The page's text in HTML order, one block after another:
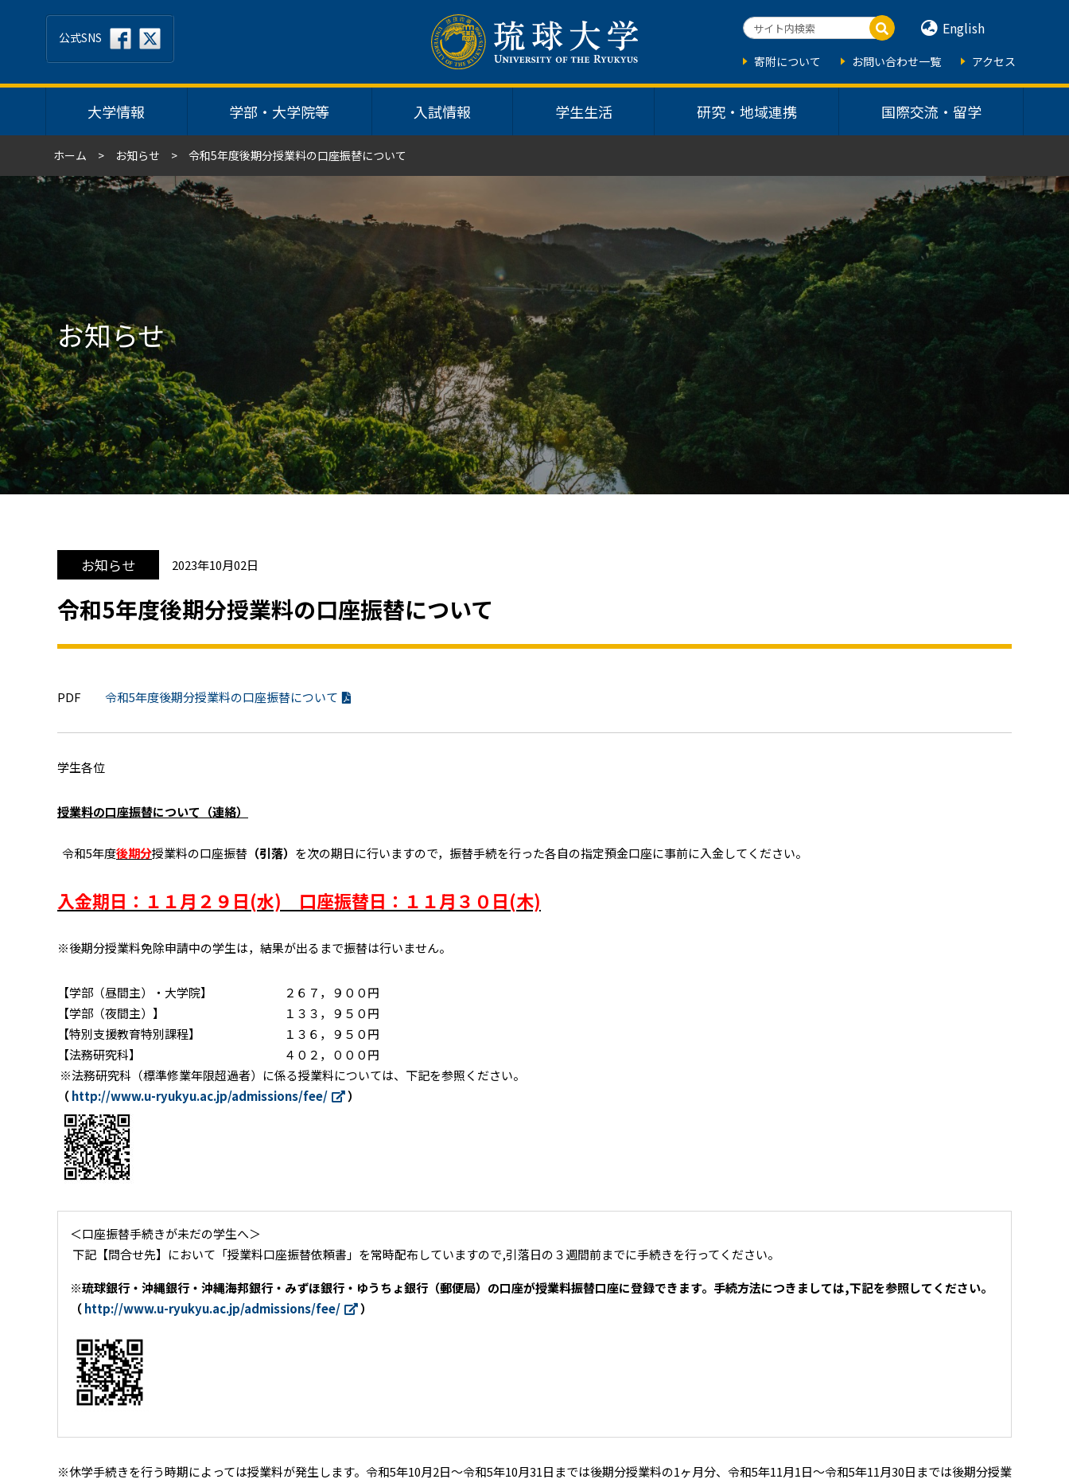
大学情報 学部・大学院等 入試情報 学生生活 研究・地域連携 国際交流・留学
公式SNS English
寄附について お問い合わせ一覧 アクセス
ホーム お知らせ 令和5年度後期分授業料の口座振替について
お知らせ
お知らせ 2023年10月02日
令和5年度後期分授業料の口座振替について
PDF 令和5年度後期分授業料の口座振替について
学生各位
授業料の口座振替について（連絡）
令和5年度後期分授業料の口座振替 （引落） を次の期日に行いますので，振替手続を行った各自の指定預金口座に事前に入金してください。
入金期日：１１月２９日(水) 口座振替日：１１月３０日(木)
※後期分授業料免除申請中の学生は，結果が出るまで振替は行いません。
【学部（昼間主）・大学院】 ２６７，９００円
【学部（夜間主）】 １３３，９５０円
【特別支援教育特別課程】 １３６，９５０円
【法務研究科】 ４０２，０００円
※法務研究科（標準修業年限超過者）に係る授業料については、下記を参照ください。
（http://www.u-ryukyu.ac.jp/admissions/fee/ ）
＜口座振替手続きが未だの学生へ＞
下記【問合せ先】において「授業料口座振替依頼書」を常時配布していますので,引落日の３週間前までに手続きを行ってください。
※琉球銀行・沖縄銀行・沖縄海邦銀行・みずほ銀行・ゆうちょ銀行（郵便局）の口座が授業料振替口座に登録できます。手続方法につきましては,下記を参照してください。
（http://www.u-ryukyu.ac.jp/admissions/fee/ ）
※休学手続きを行う時期によっては授業料が発生します。令和5年10月2日～令和5年10月31日までは後期分授業料の1ヶ月分、令和5年11月1日～令和5年11月30日までは後期分授業